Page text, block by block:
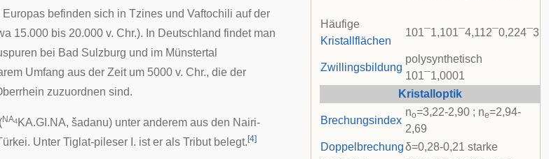
Häufige
Kristallflächen
101¯1,101¯4,112¯0,224¯3
Zwillingsbildung
polysynthetisch
101¯1,0001
Kristalloptik
Brechungsindex
no=3,22-2,90 ; ne=2,94-
2,69
Doppelbrechungδ=0,28-0,21 starke
befinden sich in Tzines und Vaftochili auf der
15.000 bis 20.000 v. Chr.). In Deutschland findet man
bei Bad Sulzburg und im Münstertal
Umfang aus der Zeit um 5000 v. Chr., die der
zuzuordnen sind.
NA4 KA.GI.NA, šadanu) unter anderem aus den Nairi-
Unter Tiglat-pileser I. ist er als Tribut belegt. [4]